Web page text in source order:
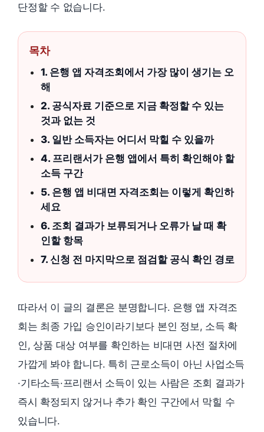
단정할 수 없습니다.
목차
1. 은행 앱 자격조회에서 가장 많이 생기는 오
해
2. 공식자료 기준으로 지금 확정할 수 있는
것과 없는 것
3. 일반 소득자는 어디서 막힐 수 있을까
4. 프리랜서가 은행 앱에서 특히 확인해야 할
소득 구간
5. 은행 앱 비대면 자격조회는 이렇게 확인하
세요
6. 조회 결과가 보류되거나 오류가 날 때 확
인할 항목
7. 신청 전 마지막으로 점검할 공식 확인 경로
따라서 이 글의 결론은 분명합니다. 은행 앱 자격조
회는 최종 가입 승인이라기보다 본인 정보, 소득 확
인, 상품 대상 여부를 확인하는 비대면 사전 절차에
가깝게 봐야 합니다. 특히 근로소득이 아닌 사업소득
·기타소득·프리랜서 소득이 있는 사람은 조회 결과가
즉시 확정되지 않거나 추가 확인 구간에서 막힐 수
있습니다.